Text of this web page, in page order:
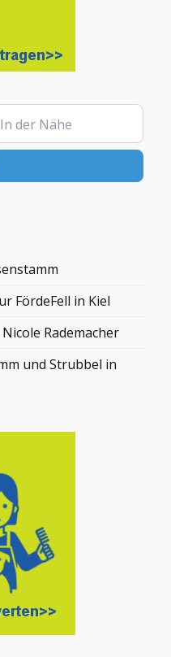
Nähe
FördeFell in Kiel
Rademacher
und Strubbel in